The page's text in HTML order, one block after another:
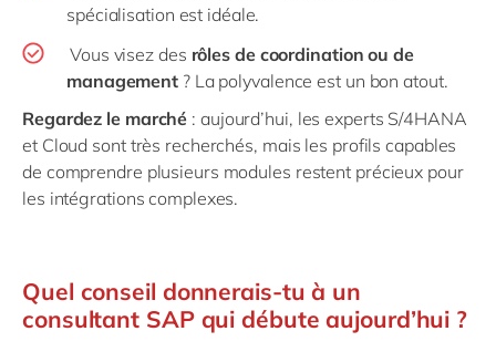
spécialisation est idéale.
Vous visez des rôles de coordination ou de
management ? La polyvalence est un bon atout.
Regardez le marché : aujourd’hui, les experts S/4HANA
et Cloud sont très recherchés, mais les profils capables
de comprendre plusieurs modules restent précieux pour
les intégrations complexes.
Quel conseil donnerais-tu à un
consultant SAP qui débute aujourd’hui ?